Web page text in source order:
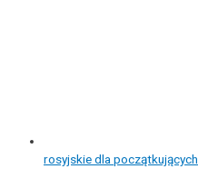
rosyjskie dla początkujących